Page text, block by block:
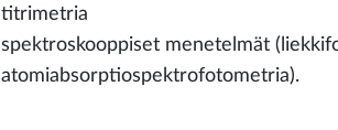
titrimetria
spektroskooppiset menetelmät
atomiabsorptiospektrofotometria).